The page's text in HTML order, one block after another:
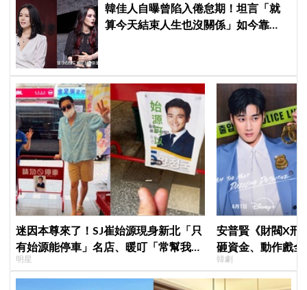
韓佳人自曝曾陷入倦怠期！坦言「就
算今天結束人生也沒關係」如今靠
迷因本尊來了！SJ崔始源現身新北「只
有始源能停車」名店、暖叮「常幫我換
照片」，店家尖叫合照網笑翻：這輩子
不能脫粉了
明星
安普賢《財閥X刑
砸資金、動作戲
超越第一季
韓劇